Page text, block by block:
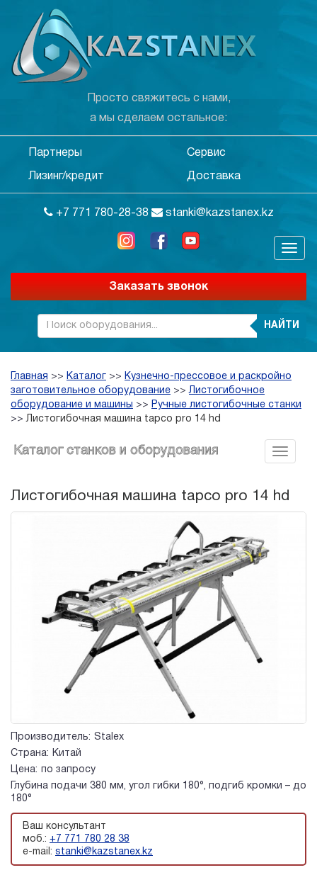
Просто свяжитесь с нами,
а мы сделаем остальное:
Партнеры Сервис
Лизинг/кредит Доставка
+7 771 780-28-38 stanki@kazstanex.kz
Заказать звонок
НАЙТИ
Главная >> Каталог >> Кузнечно-прессовое и раскройно
заготовительное оборудование >>Листогибочное
оборудование и машины
>> Ручные листогибочные станки
>>Листогибочная машина tapco pro 14 hd
Каталог станков и оборудования
Листогибочная машина tapco pro 14 hd
Производитель: Stalex
Страна:
Китай
Цена:
по запросу
Глубина подачи 380 мм, угол гибки 180°, подгиб кромки – до
180°
Ваш консультант
моб.: +7 771 780 28 38
e-mail: stanki@kazstanex.kz